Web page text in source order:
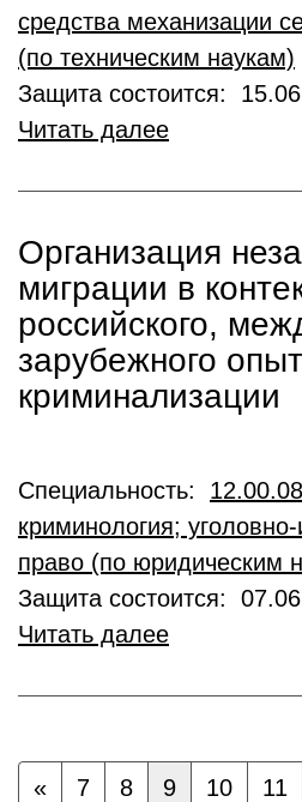
средства механизации
(по техническим наукам)
Защита состоится:
Читать далее
Организация
миграции в
российского,
зарубежного
криминализации
Специальность:
криминология;
право (по юридическим
Защита состоится:
Читать далее
« 7 8 9 10 11